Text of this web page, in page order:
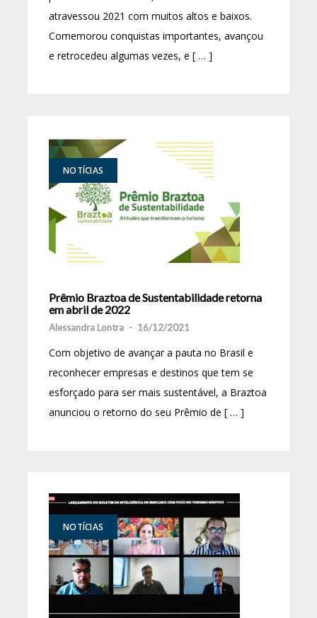
atravessou 2021 com muitos altos e baixos.
Comemorou conquistas importantes, avançou
e retrocedeu algumas vezes, e [ … ]
NOTÍCIAS
Prêmio Braztoa de Sustentabilidade retorna
em abril de 2022
Alessandra Lontra - 16/12/2021
Com objetivo de avançar a pauta no Brasil e
reconhecer empresas e destinos que tem se
esforçado para ser mais sustentável, a Braztoa
anunciou o retorno do seu Prêmio de [ … ]
NOTÍCIAS